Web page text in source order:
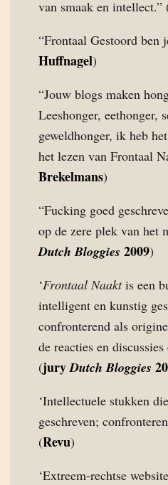
van smaak en intellect.”
“Frontaal Gestoord ben
Huffnagel)
“Jouw blogs maken
Leeshonger, eethonger,
geweldhonger, ik heb
het lezen van Frontaal
Brekelmans)
“Fucking goed
op de zere plek van het
Dutch Bloggies 2009)
‘Frontaal Naaktis een
intelligent en kunstig
confronterend als
de reacties en
(juryDutch Bloggies
‘Intellectuele stukken
geschreven;
(Revu)
‘Extreem-rechtse